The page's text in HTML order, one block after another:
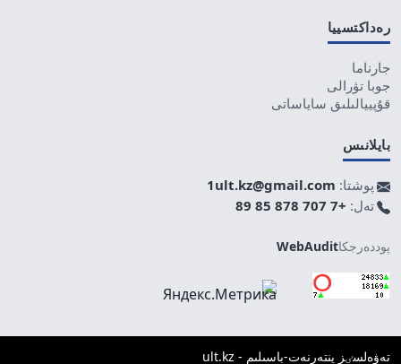
رەداكتسييا
جارناما
جوبا تۋرالى
قۇپييالىلىق ساياساتى
بايلانىس
پوشتا: 1ult.kz@gmail.com
تەل: +7 707 878 85 89
پوددەرجكاWebAudit
تەۋەلسٸز ينتەرنەت-باسىلىم - ult.kz